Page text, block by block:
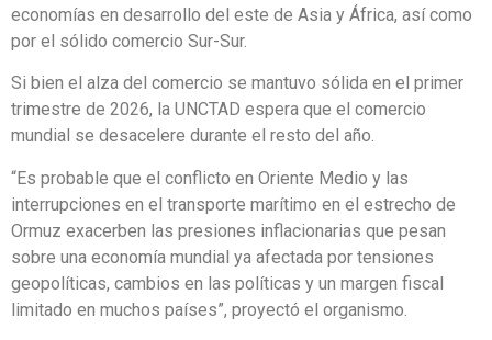
economías en desarrollo del este de Asia y África, así como
por el sólido comercio Sur-Sur.
Si bien el alza del comercio se mantuvo sólida en el primer
trimestre de 2026, la UNCTAD espera que el comercio
mundial se desacelere durante el resto del año.
“Es probable que el conflicto en Oriente Medio y las
interrupciones en el transporte marítimo en el estrecho de
Ormuz exacerben las presiones inflacionarias que pesan
sobre una economía mundial ya afectada por tensiones
geopolíticas, cambios en las políticas y un margen fiscal
limitado en muchos países”, proyectó el organismo.